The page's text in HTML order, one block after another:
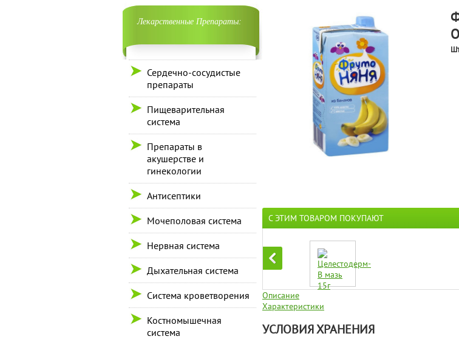
Лекарственные Препараты:
Сердечно-сосудистые
препараты
Пищеварительная
система
Препараты в
акушерстве и
гинекологии
Антисептики
Мочеполовая система
Нервная система
Дыхательная система
Система кроветворения
Костномышечная
система
С ЭТИМ ТОВАРОМ ПОКУПАЮТ
Описание
Характеристики
УСЛОВИЯ ХРАНЕНИЯ